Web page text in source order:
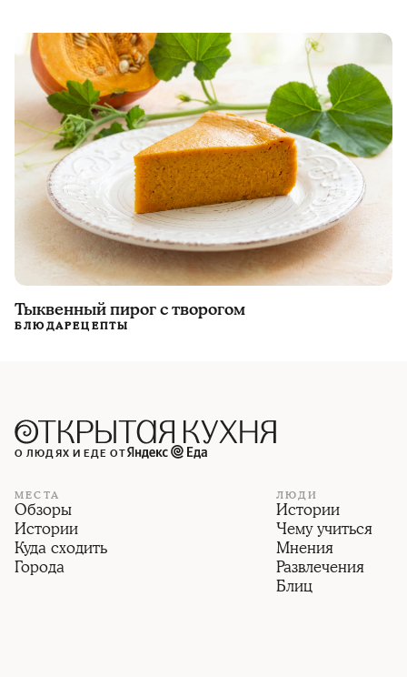
Тыквенный пирог с творогом
БЛЮДАРЕЦЕПТЫ
О ЛЮДЯХ И ЕДЕ ОТ
МЕСТА
Обзоры
Истории
Куда сходить
Города
ЛЮДИ
Истории
Чему учиться
Мнения
Развлечения
Блиц